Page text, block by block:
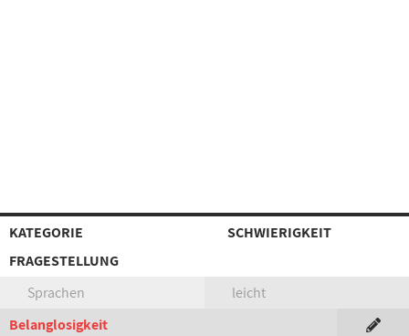
KATEGORIE
SCHWIERIGKEIT
FRAGESTELLUNG
Sprachen
leicht
Belanglosigkeit